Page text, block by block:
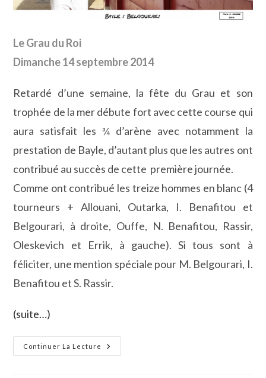
Le Grau du Roi
Dimanche 14 septembre 2014
Retardé d’une semaine, la fête du Grau et son
trophée de la mer débute fort avec cette course qui
aura satisfait les ¾ d’arène avec notamment la
prestation de Bayle, d’autant plus que les autres ont
contribué au succès de cette première journée.
Comme ont contribué les treize hommes en blanc (4
tourneurs + Allouani, Outarka, I. Benafitou et
Belgourari, à droite, Ouffe, N. Benafitou, Rassir,
Oleskevich et Errik, à gauche). Si tous sont à
féliciter, une mention spéciale pour M. Belgourari, I.
Benafitou et S. Rassir.
(suite…)
Continuer La Lecture
Bayle
(Vinuesa)